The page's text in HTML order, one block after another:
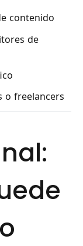
contenido
de
o freelancers